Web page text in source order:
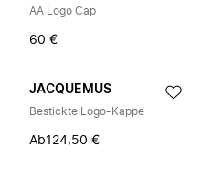
AA Logo Cap
60 €
JACQUEMUS
Bestickte Logo-Kappe
Ab124,50 €